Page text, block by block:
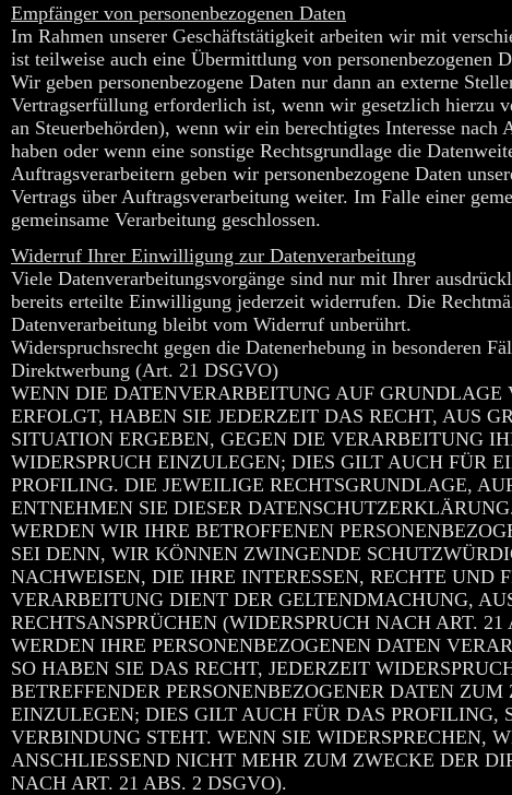
Empfänger von personenbezogenen Daten
Im Rahmen unserer Geschäftstätigkeit arbeiten wir mit
ist teilweise auch eine Übermittlung von personenbezogenen
Wir geben personenbezogene Daten nur dann an externe
Vertragserfüllung erforderlich ist, wenn wir gesetzlich hierzu
an Steuerbehörden), wenn wir ein berechtigtes Interesse
haben oder wenn eine sonstige Rechtsgrundlage die
Auftragsverarbeitern geben wir personenbezogene Daten
Vertrags über Auftragsverarbeitung weiter. Im Falle einer
gemeinsame Verarbeitung geschlossen.
Widerruf Ihrer Einwilligung zur Datenverarbeitung
Viele Datenverarbeitungsvorgänge sind nur mit Ihrer
bereits erteilte Einwilligung jederzeit widerrufen. Die
Datenverarbeitung bleibt vom Widerruf unberührt.
Widerspruchsrecht gegen die Datenerhebung in besonderen
Direktwerbung (Art. 21 DSGVO)
WENN DIE DATENVERARBEITUNG AUF GRUNDLAGE
ERFOLGT, HABEN SIE JEDERZEIT DAS RECHT, AUS
SITUATION ERGEBEN, GEGEN DIE VERARBEITUNG
WIDERSPRUCH EINZULEGEN; DIES GILT AUCH FÜR
PROFILING. DIE JEWEILIGE RECHTSGRUNDLAGE,
ENTNEHMEN SIE DIESER
WERDEN WIR IHRE BETROFFENEN
SEI DENN, WIR KÖNNEN ZWINGENDE
NACHWEISEN, DIE IHRE INTERESSEN, RECHTE UND
VERARBEITUNG DIENT DER GELTENDMACHUNG,
RECHTSANSPRÜCHEN (WIDERSPRUCH NACH ART. 21
WERDEN IHRE PERSONENBEZOGENEN DATEN
SO HABEN SIE DAS RECHT, JEDERZEIT
BETREFFENDER PERSONENBEZOGENER DATEN
EINZULEGEN; DIES GILT AUCH FÜR DAS
VERBINDUNG STEHT. WENN SIE WIDERSPRECHEN,
ANSCHLIESSEND NICHT MEHR ZUM ZWECKE DER
NACH ART. 21 ABS. 2 DSGVO).